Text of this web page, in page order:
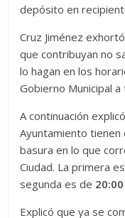
depósito en
Cruz Jiménez
que contribuyan no
lo hagan en los
Gobierno Municipal
A continuación
Ayuntamiento tienen
basura en lo que
Ciudad. La primera
segunda es de
Explicó que ya se